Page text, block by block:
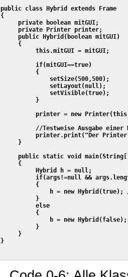
public class Hybrid extends Frame
{
     private boolean mitGUI;
     private Printer printer;
     public Hybrid(boolean mitGUI)
     {
          this.mitGUI = mitGUI;
          if(mitGUI==true)
          {
              setSize(500,500);
              setLayout(null);
          }
printer = new
//Testweise Ausgabe einer
printer.print("Der
     }
public static void
     {
          Hybrid h = null;
if(args!=null &&
          {
h = new Hybrid(true);
          }
          else
          {
h = new
          }
     }
}